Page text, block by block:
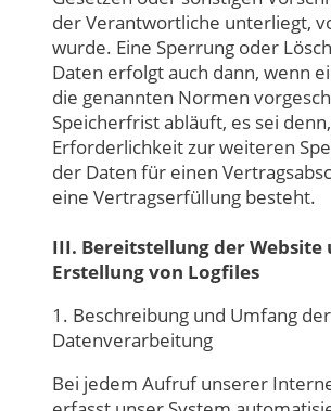
der Verantwortliche unterliegt,
wurde. Eine Sperrung oder
Daten erfolgt auch dann, wenn
die genannten Normen
Speicherfrist abläuft, es sei
Erforderlichkeit zur weiteren
der Daten für einen
eine Vertragserfüllung besteht.
III. Bereitstellung der Website
Erstellung von Logfiles
1. Beschreibung und Umfang der
Datenverarbeitung
Bei jedem Aufruf unserer